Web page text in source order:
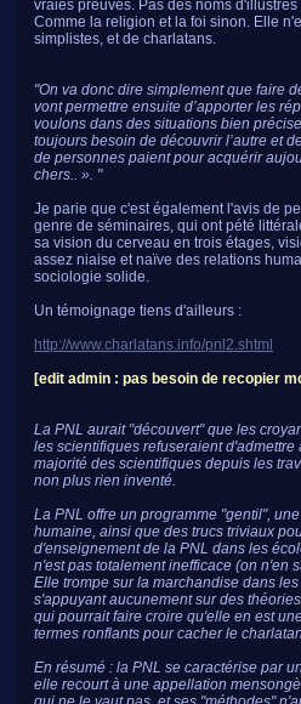
vraies preuves. Pas des noms
Comme la religion et la foi sinon. Elle
simplistes, et de charlatans.
"On va donc dire simplement que faire
vont permettre ensuite d’apporter les
voulons dans des situations bien
toujours besoin de découvrir l’autre et
de personnes paient pour acquérir
chers.. ». "
Je parie que c'est également l'avis de
genre de séminaires, qui ont pété
sa vision du cerveau en trois étages,
assez niaise et naïve des relations
sociologie solide.
Un témoignage tiens d'ailleurs :
http://www.charlatans.info/pnl2.shtml
[edit admin : pas besoin de recopier
La PNL aurait "découvert" que les
les scientifiques refuseraient
majorité des scientifiques depuis les
non plus rien inventé.
La PNL offre un programme "gentil",
humaine, ainsi que des trucs triviaux
d'enseignement de la PNL dans les
n'est pas totalement inefficace (on n'en
Elle trompe sur la marchandise dans
s'appuyant aucunement sur des
qui pourrait faire croire qu'elle en est
termes ronflants pour cacher le
En résumé : la PNL se caractérise par
elle recourt à une appellation